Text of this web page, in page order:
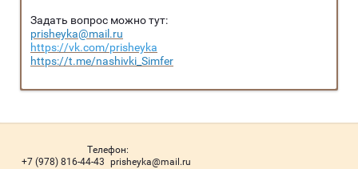
Задать вопрос можно тут:
prisheyka@mail.ru
https://vk.com/prisheyka
https://t.me/nashivki_Simfer
Телефон:
+7 (978) 816-44-43 prisheyka@mail.ru